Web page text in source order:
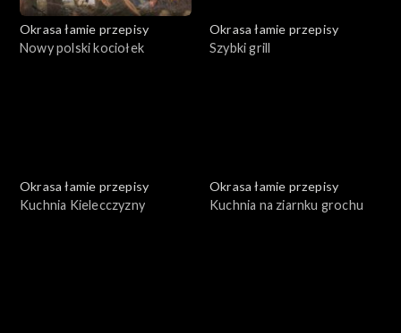
Okrasa łamie przepisy
Nowy polski kociołek
Okrasa łamie przepisy
Szybki grill
Okrasa łamie przepisy
Kuchnia Kielecczyzny
Okrasa łamie przepisy
Kuchnia na ziarnku grochu